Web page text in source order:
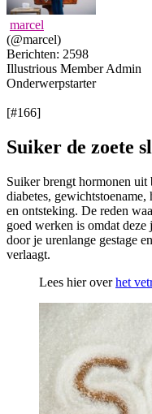
marcel
(@marcel)
Berichten: 2598
Illustrious Member Admin
Onderwerpstarter
[#166]
Suiker de zoete
Suiker brengt hormonen uit
diabetes,
en ontsteking. De reden
goed werken is omdat deze
door je urenlange gestage
verlaagt.
Lees hier overhet